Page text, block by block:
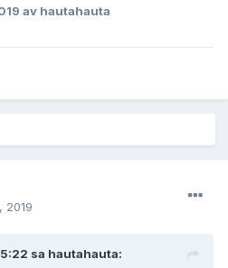
av hautahauta
2019
sa hautahauta: